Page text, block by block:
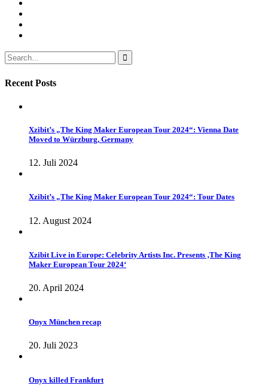
Recent Posts
Xzibit’s „The King Maker European Tour 2024“: Vienna Date
Moved to Würzburg, Germany
12. Juli 2024
Xzibit’s „The King Maker European Tour 2024“: Tour Dates
12. August 2024
Xzibit Live in Europe: Celebrity Artists Inc. Presents ‚The King
Maker European Tour 2024‘
20. April 2024
Onyx München recap
20. Juli 2023
Onyx killed Frankfurt